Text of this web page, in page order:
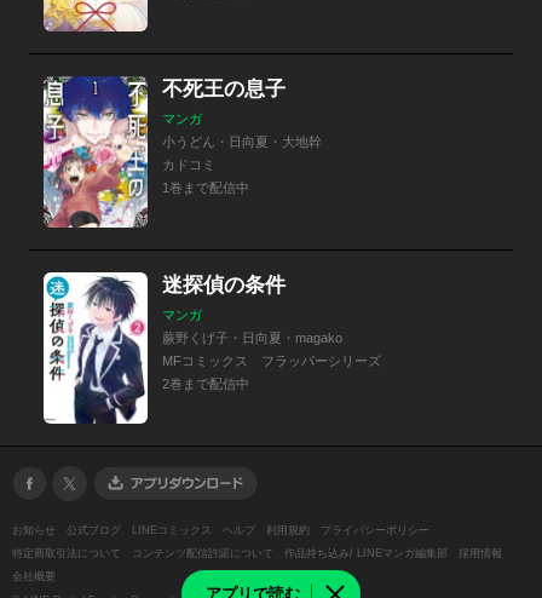
アプリで読む
不死王の息子
マンガ
小うどん・日向夏・大地幹
カドコミ
1巻まで配信中
迷探偵の条件
マンガ
蕨野くげ子・日向夏・magako
MFコミックス フラッパーシリーズ
2巻まで配信中
お知らせ 公式ブログ LINEコミックス ヘルプ 利用規約
プライバシーポリシー
特定商取引法について
コンテンツ配信許諾について 作品持ち込み/ LINEマンガ編集部
採用情報
会社概要